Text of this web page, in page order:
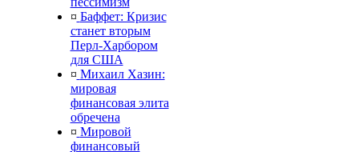
¤ Баффет: Кризис
станет вторым
Перл-Харбором
для США
¤ Михаил Хазин:
мировая
финансовая элита
обречена
¤ Мировой
финансовый